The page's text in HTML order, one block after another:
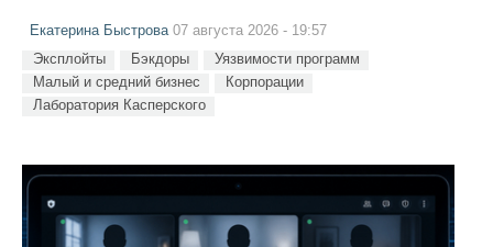
Екатерина Быстрова 07 августа 2026 - 19:57
Эксплойты Бэкдоры
Уязвимости программ
Малый и средний бизнес
Корпорации
Лаборатория Касперского